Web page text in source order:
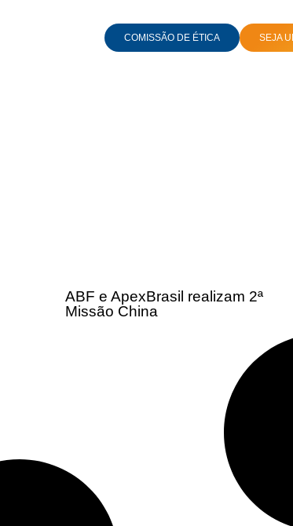
COMISSÃO DE ÉTICA SEJA
ABF e ApexBrasil realizam 2ª
Missão China